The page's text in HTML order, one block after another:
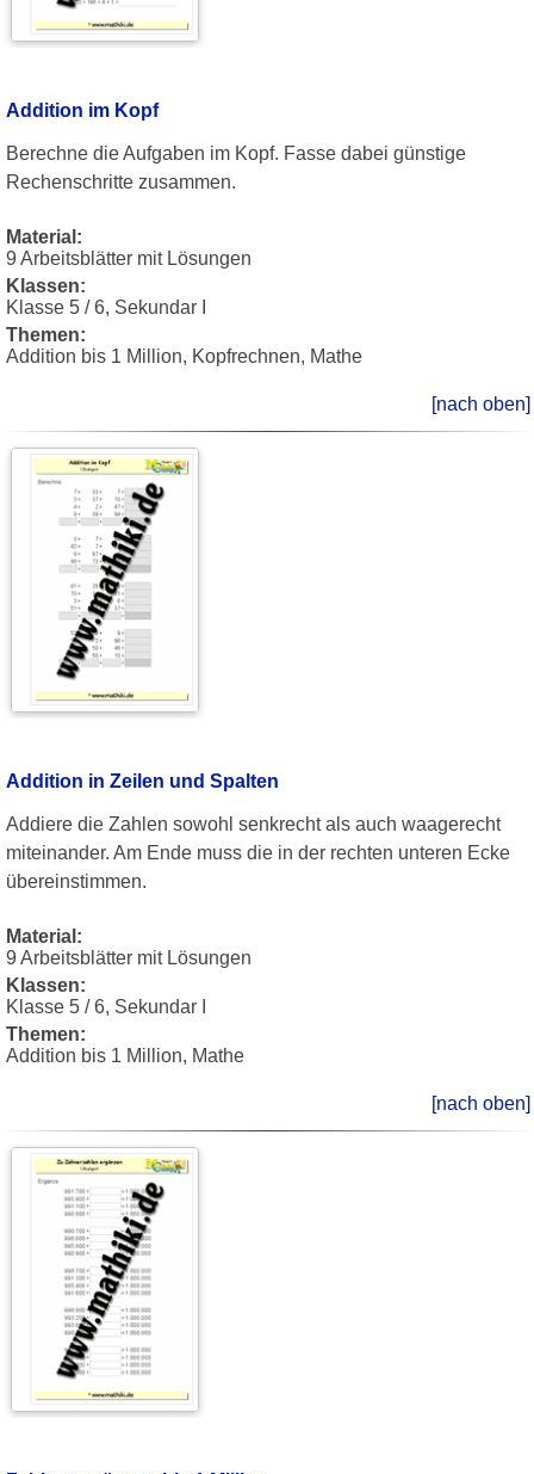
Addition im Kopf
Berechne die Aufgaben im Kopf. Fasse dabei günstige
Rechenschritte zusammen.
Material:
9 Arbeitsblätter mit Lösungen
Klassen:
Klasse 5 / 6, Sekundar I
Themen:
Addition bis 1 Million, Kopfrechnen, Mathe
[nach oben]
Addition in Zeilen und Spalten
Addiere die Zahlen sowohl senkrecht als auch waagerecht
miteinander. Am Ende muss die in der rechten unteren Ecke
übereinstimmen.
Material:
9 Arbeitsblätter mit Lösungen
Klassen:
Klasse 5 / 6, Sekundar I
Themen:
Addition bis 1 Million, Mathe
[nach oben]